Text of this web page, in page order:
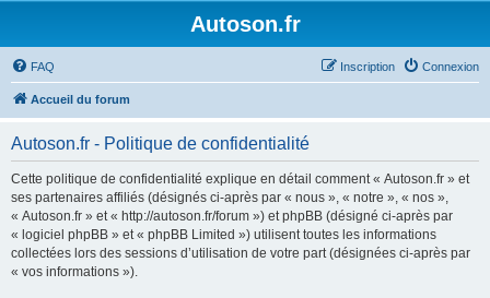
Autoson.fr
FAQ Connexion
Inscription
Accueil du forum
Autoson.fr - Politique de confidentialité
Cette politique de confidentialité explique en détail comment « Autoson.fr » et
ses partenaires affiliés (désignés ci-après par « nous », « notre », « nos »,
« Autoson.fr » et « http://autoson.fr/forum ») et phpBB (désigné ci-après par
« logiciel phpBB » et « phpBB Limited ») utilisent toutes les informations
collectées lors des sessions d’utilisation de votre part (désignées ci-après par
« vos informations »).